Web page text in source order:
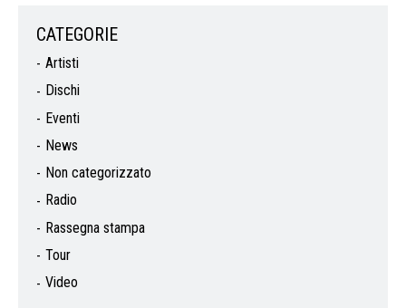
CATEGORIE
Artisti
Dischi
Eventi
News
Non categorizzato
Radio
Rassegna stampa
Tour
Video